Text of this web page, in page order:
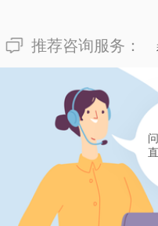
推荐咨询服务：